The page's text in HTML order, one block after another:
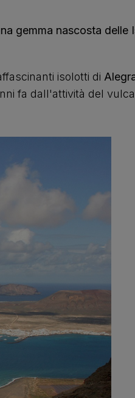
gemma nascosta delle
isolotti di
fa dall'attività del